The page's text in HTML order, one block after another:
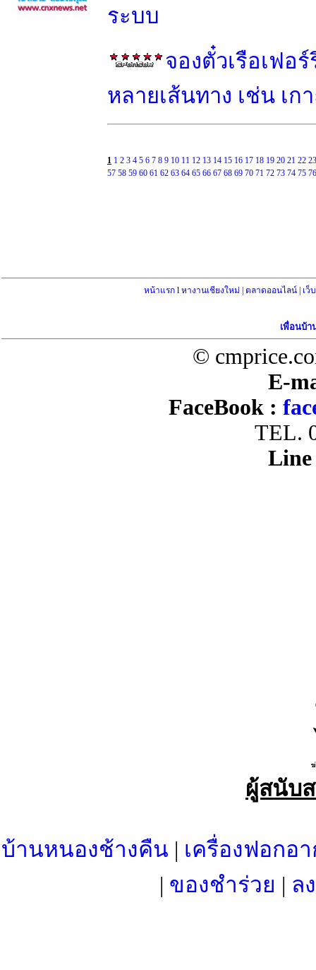
ระบบ
จองตั๋วเรือเฟอ
หลายเส้นทาง เช่น เก
1 1 2 3 4 5 6 7 8 9 10 11 12 13 14 15 16 17 18 19 20 21 22 23
57 58 59 60 61 62 63 64 65 66 67 68 69 70 71 72 73 74 75 76
หน้าแรก lหางานเชียงใหม่ |ตลาดออนไลน์ | เว็
เพื่อนบ้า
©
E-
FaceBook :
TEL.
ผู้สนับ
บ้านหนองช้างคืน | เครื่องฟอกอ
| ของชำร่วย | ล